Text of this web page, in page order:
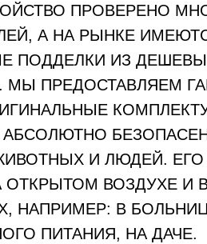
ПРОВЕРЕНО
А НА РЫНКЕ
ПОДДЕЛКИ ИЗ
МЫ ПРЕДОСТАВЛЯЕМ
И ЛЮДЕЙ.
ОТКРЫТОМ ВОЗДУХЕ И
НАПРИМЕР: В
ПИТАНИЯ, НА ДАЧЕ.